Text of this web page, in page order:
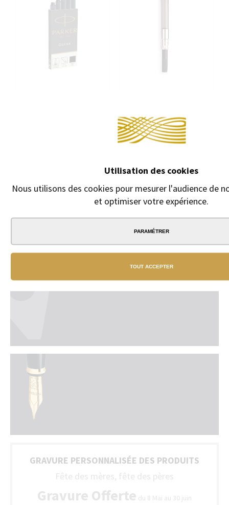
Utilisation des cookies
Nous utilisons des cookies pour mesurer l'audience de
et optimiser votre expérience.
PARAMÉTRER
TOUT ACCEPTER
longues.
Convertisseur pour
12,25 €
GRAVURE PERSONNALISÉE DES PRODUITS
Fête des mères, fête des pères
Gravure Offerte du 8 Mai au 30 juin